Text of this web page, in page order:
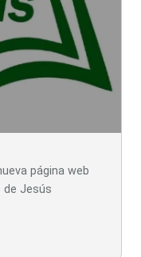
página web
de Jesús